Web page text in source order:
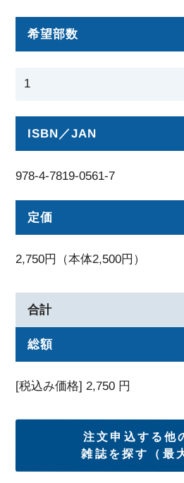
希望部数
ISBN／JAN
978-4-7819-0561-7
定価
2,750円（本体2,500円）
合計
総額
[税込み価格]2,750 円
注文申込する他
雑誌を探す（最